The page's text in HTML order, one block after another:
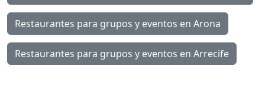
Restaurantes para grupos y eventos en Arona
Restaurantes para grupos y eventos en Arrecife